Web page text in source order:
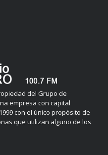
del Grupo de
empresa con capital
con el único propósito de
que utilizan alguno de los